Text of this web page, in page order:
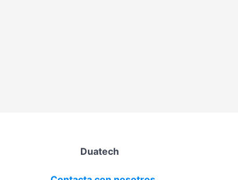
Duatech